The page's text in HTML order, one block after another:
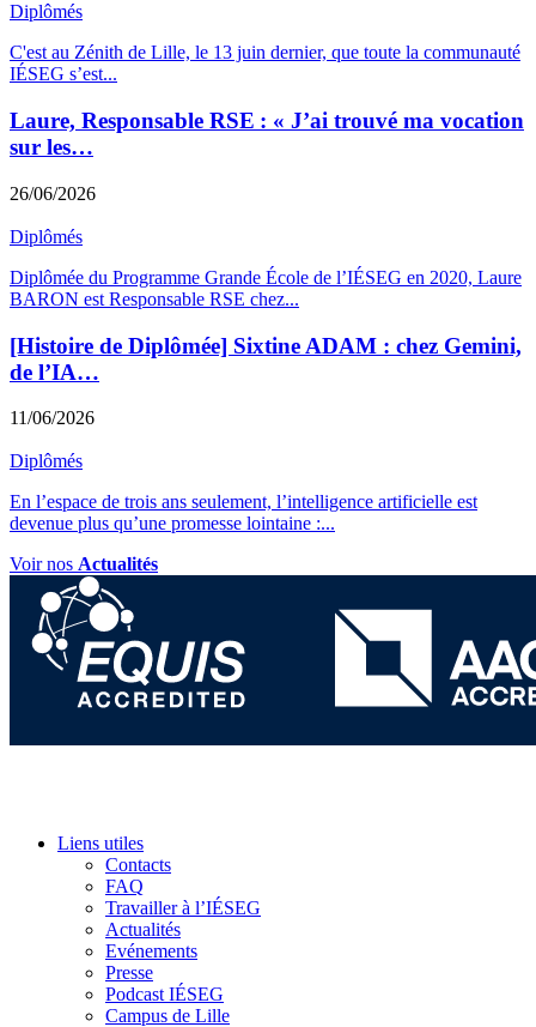
Diplômés
C'est au Zénith de Lille, le 13 juin dernier, que toute la communauté
IÉSEG s’est...
Laure, Responsable RSE : « J’ai trouvé ma vocation
sur les…
26/06/2026
Diplômés
Diplômée du Programme Grande École de l’IÉSEG en 2020, Laure
BARON est Responsable RSE chez...
[Histoire de Diplômée] Sixtine ADAM : chez Gemini,
de l’IA…
11/06/2026
Diplômés
En l’espace de trois ans seulement, l’intelligence artificielle est
devenue plus qu’une promesse lointaine :...
Voir nos Actualités
Liens utiles
Contacts
FAQ
Travailler à l’IÉSEG
Actualités
Evénements
Presse
Podcast IÉSEG
Campus de Lille